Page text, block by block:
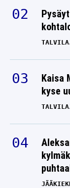
Kaisa
kyse